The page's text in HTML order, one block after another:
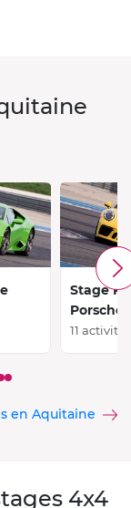
Stage
Porsche
11 activités
en Aquitaine
4x4